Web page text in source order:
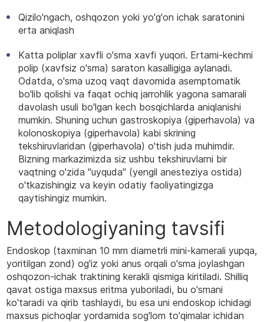
Qizilo'ngach, oshqozon yoki yo'g'on ichak saratonini
erta aniqlash
Katta poliplar xavfli o'sma xavfi yuqori. Ertami-kechmi
polip (xavfsiz o'sma) saraton kasalligiga aylanadi.
Odatda, o'sma uzoq vaqt davomida asemptomatik
bo'lib qolishi va faqat ochiq jarrohlik yagona samarali
davolash usuli bo'lgan kech bosqichlarda aniqlanishi
mumkin. Shuning uchun gastroskopiya (giperhavola) va
kolonoskopiya (giperhavola) kabi skrining
tekshiruvlaridan (giperhavola) o'tish juda muhimdir.
Bizning markazimizda siz ushbu tekshiruvlarni bir
vaqtning o'zida "uyquda" (yengil anesteziya ostida)
o'tkazishingiz va keyin odatiy faoliyatingizga
qaytishingiz mumkin.
Metodologiyaning tavsifi
Endoskop (taxminan 10 mm diametrli mini-kamerali yupqa,
yoritilgan zond) og'iz yoki anus orqali o'sma joylashgan
oshqozon-ichak traktining kerakli qismiga kiritiladi. Shilliq
qavat ostiga maxsus eritma yuboriladi, bu o'smani
ko'taradi va qirib tashlaydi, bu esa uni endoskop ichidagi
maxsus pichoqlar yordamida sog'lom to'qimalar ichidan